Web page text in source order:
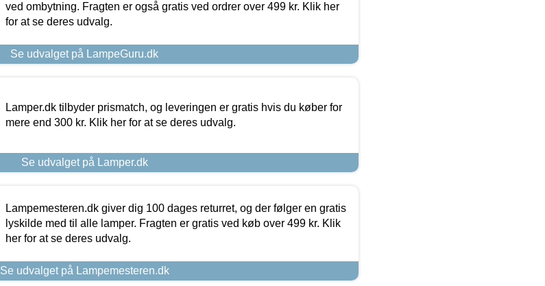
ved ombytning. Fragten er også gratis ved ordrer over 499 kr. Klik her
for at se deres udvalg.
Se udvalget på LampeGuru.dk
Lamper.dk tilbyder prismatch, og leveringen er gratis hvis du køber for
mere end 300 kr. Klik her for at se deres udvalg.
Se udvalget på Lamper.dk
Lampemesteren.dk giver dig 100 dages returret, og der følger en gratis
lyskilde med til alle lamper. Fragten er gratis ved køb over 499 kr. Klik
her for at se deres udvalg.
Se udvalget på Lampemesteren.dk